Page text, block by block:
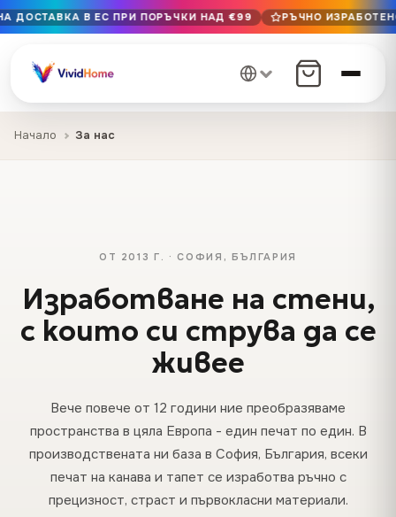
Безплатна доставка в ЕС при поръчки над €99
12+ години на майсторство · Само първокласни
ДОСТАВКА В ЕС ПРИ ПОРЪЧКИ НАД €99 РЪЧНО
Начало За нас
ОТ 2013 Г. · СОФИЯ, БЪЛГАРИЯ
Изработване на стени,
с които си струва да се
живее
Вече повече от 12 години ние преобразяваме
пространства в цяла Европа - един печат по един. В
производствената ни база в София, България, всеки
печат на канава и тапет се изработва ръчно с
прецизност, страст и първокласни материали.